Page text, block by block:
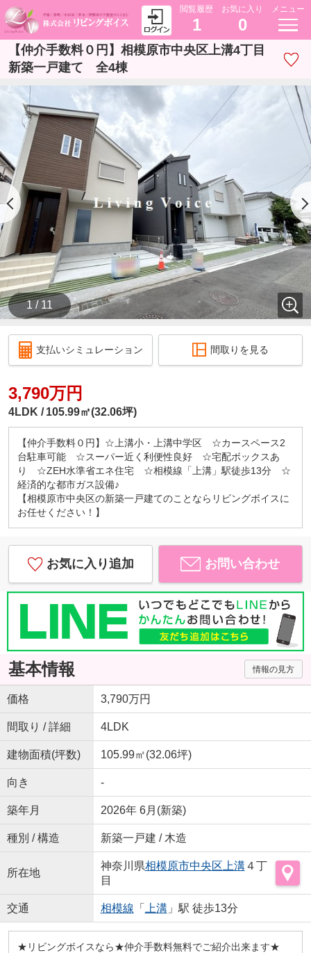
閲覧履歴
1
お気に入り
0
メニュー
【仲介手数料０円】相模原市中央区上溝4丁目
新築一戸建て 全4棟
1 / 11
支払いシミュレーション 間取りを見る
3,790万円
4LDK 105.99㎡(32.06坪)
【仲介手数料０円】☆上溝小・上溝中学区 ☆カースペース2
台駐車可能 ☆スーパー近く利便性良好 ☆宅配ボックスあ
り ☆ZEH水準省エネ住宅 ☆相模線「上溝」駅徒歩13分 ☆
経済的な都市ガス設備♪
【相模原市中央区の新築一戸建てのことならリビングボイスに
お任せください！】
お気に入り追加 お問い合わせ
基本情報 情報の見方
価格 3,790万円
間取り / 詳細 4LDK
建物面積(坪数) 105.99㎡(32.06坪)
向き -
築年月 2026年 6月(新築)
種別 / 構造 新築一戸建 / 木造
所在地
神奈川県相模原市中央区 上溝４丁
目
交通 相模線 「 上溝」駅 徒歩13分
★リビングボイスなら★仲介手数料無料でご紹介出来ます★